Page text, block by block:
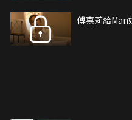
傅嘉莉給Man